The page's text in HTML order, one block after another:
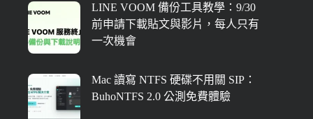
LINE VOOM 備份工具教學：9/30
前申請下載貼文與影片，每人只有
一次機會
Mac 讀寫 NTFS 硬碟不用關 SIP：
BuhoNTFS 2.0 公測免費體驗